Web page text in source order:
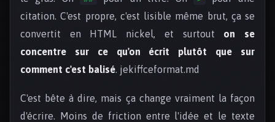
citation. C'est propre, c'est lisible même brut, ça se
convertit en HTML nickel, et surtout on se
concentre sur ce qu'on écrit plutôt que sur
comment c'est balisé. jekiffceformat.md
C'est bête à dire, mais ça change vraiment la façon
d'écrire. Moins de friction entre l'idée et le texte